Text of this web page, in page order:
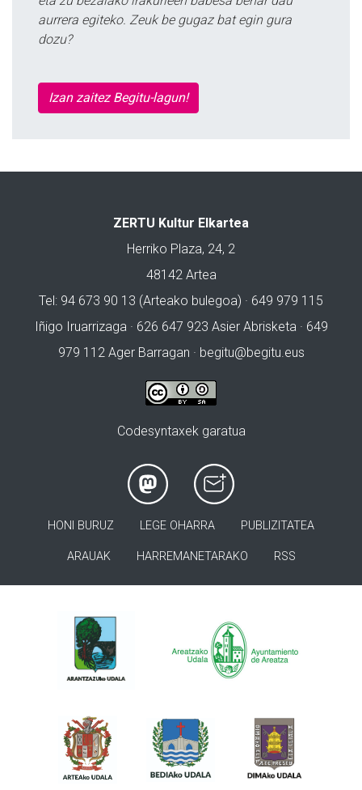
aurrera egiteko. Zeuk be gugaz bat egin gura
dozu?
Izan zaitez Begitu-lagun!
ZERTU Kultur Elkartea
Herriko Plaza, 24, 2
48142 Artea
Tel: 94 673 90 13 (Arteako bulegoa) · 649 979 115
Iñigo Iruarrizaga · 626 647 923 Asier Abrisketa · 649
979 112 Ager Barragan · begitu@begitu.eus
Codesyntaxek garatua
HONI BURUZ LEGE OHARRA PUBLIZITATEA
ARAUAK HARREMANETARAKO RSS